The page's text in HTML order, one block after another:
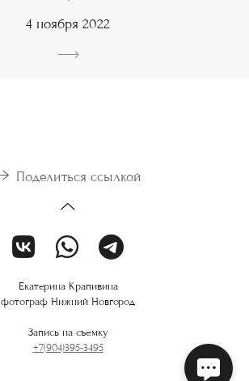
4 ноября 2022
Поделиться ссылкой
Екатерина Крапивина
фотограф Нижний Новгород
Запись на съемку
+7(904)395-3495